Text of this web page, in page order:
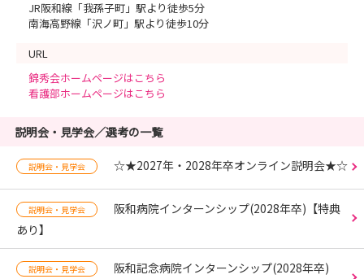
JR阪和線「我孫子町」駅より徒歩5分
南海高野線「沢ノ町」駅より徒歩10分
URL
錦秀会ホームページはこちら
看護部ホームページはこちら
説明会・見学会／選考の一覧
説明会・見学会 ☆★2027年・2028年卒オンライン説明会★☆
説明会・見学会
阪和病院インターンシップ(2028年卒)【特典
あり】
説明会・見学会
阪和記念病院インターンシップ(2028年卒)